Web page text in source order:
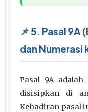
📌 5. Pasal
dan Numerasi
Pasal 9A adalah
disisipkan di
Kehadiran pasal